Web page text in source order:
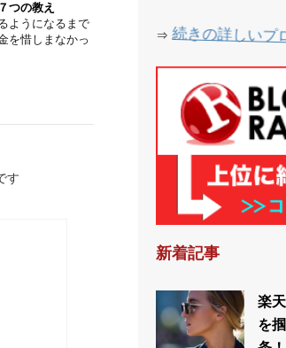
つの教え
ようになるまで
を惜しまなかっ
す
⇒ 続きの詳しいプ
新着記事
楽
を